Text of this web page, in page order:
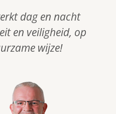
dag en nacht
en veiligheid, op
wijze!